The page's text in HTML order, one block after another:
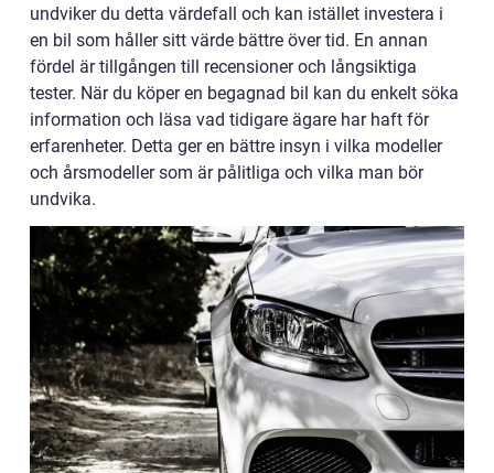
undviker du detta värdefall och kan istället investera i
en bil som håller sitt värde bättre över tid. En annan
fördel är tillgången till recensioner och långsiktiga
tester. När du köper en begagnad bil kan du enkelt söka
information och läsa vad tidigare ägare har haft för
erfarenheter. Detta ger en bättre insyn i vilka modeller
och årsmodeller som är pålitliga och vilka man bör
undvika.